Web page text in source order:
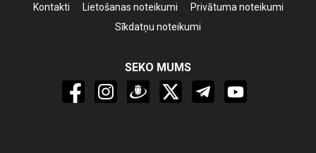
Kontakti Lietošanas noteikumi
Privātuma noteikumi
Sīkdatņu noteikumi
SEKO MUMS